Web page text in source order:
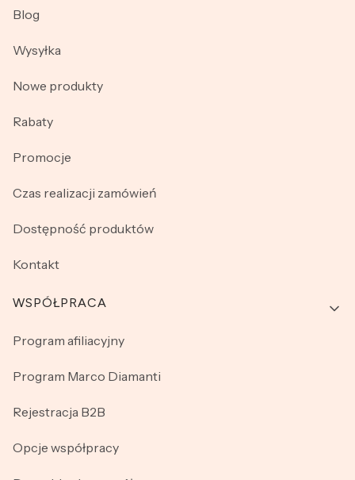
Blog
Wysyłka
Nowe produkty
Rabaty
Promocje
Czas realizacji zamówień
Dostępność produktów
Kontakt
WSPÓŁPRACA
Program afiliacyjny
Program Marco Diamanti
Rejestracja B2B
Opcje współpracy